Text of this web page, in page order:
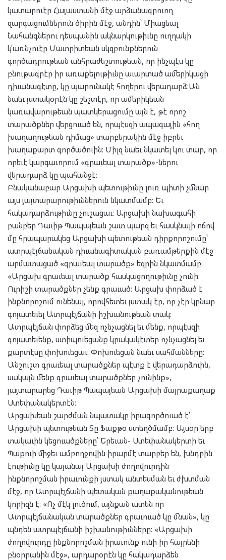
կատարուէր Հայաստանի մէջ արձանագրուող
զարգացումներուն ծիրին մէջ, անդին՝ Միացեալ
Նահանգներու դեսպանին ակնարկութիւնը ուղղակի
կ՛առնչուէր Մատրիտեան սկզբունքներուն
գործադրութեան անհրաժեշտութեան, որ ինչպէս կը
բնութագրէր իր առաքելութիւնը աւարտած ամերիկացի
դիւանագէտը, կը պարունակէ հողերու վերադարձ։Ան
նաեւ յստակօրէն կը շեշտէր, որ ամերիկեան
կառավարութեան պատկերացումը այն է, թէ որոշ
տարածքներ վերցուած են, որպէսզի ապագային «հող
խաղաղութեան դիմաց» տարբերակին մէջ իբրեւ
խաղաքարտ գործածուին։ Միլզ նաեւ նկատել կու տար, որ
որեւէ կարգաւորում «գրաւեալ տարածք»-ներու
վերադարձ կը պահանջէ։
Բնականաբար Արցախի պետութիւնը լուռ պիտի չմնար
այս յայտարարութիւններուն նկատմամբ։ Եւ
հակադարձութիւնը չուշացաւ։ Արցախի նախագահի
բանբեր Դաւիթ Պապայեան շատ պարզ եւ հասկնալի ոճով
մը հրապարակեց Արցախի պետութեան դիրքորոշումը՝
ատրպէյճանական դիւանագիտական բառամթերքին մէջ
արմատացած «գրաւեալ տարածք» եզրին նկատմամբ։
«Արցախ գրաւեալ տարածք հասկացողութիւնը չունի։
Ուրիշի տարածքներ չենք գրաւած։ Արցախ փորձած է
ինքնորոշում ունենալ, որովհետեւ յստակ էր, որ չէր կրնար
գոյատեւել Ատրպէյճանի իշխանութեան տակ։
Ատրպէյճան փորձեց մեզ ոչնչացնել եւ մենք, որպէսզի
գոյատեւենք, ստիպուեցանք կրակակէտեր ոչնչացնել եւ
քարտէսը փոխուեցաւ։ Փոխուեցան նաեւ սահմանները։
Անշուշտ գրաւեալ տարածքներ պէտք է վերադարձուին,
սակայն մենք գրաւեալ տարածքներ չունինք»,
յայտարարեց Դաւիթ Պապայեան Արցախի մայրաքաղաք
Ստեփանակերտէն։
Արցախեան շարժման նպատակը իրագործուած է՝
Արցախի պետութեան Տը Ֆաքթօ ստեղծմամբ։ Այսօր երբ
տակաւին կեցուածքները՝ Երեւան- Ստեփանակերտի եւ
Պաքուի միջեւ ամբողջովին իրարմէ տարբեր են, խնդրին
էութիւնը կը կայանայ Արցախի ժողովուրդին
ինքնորոշման իրաւունքի յստակ անտեսման եւ ժխտման
մէջ, որ Ատրպէյճանի պետական քաղաքականութեան
կորիզն է։ «Ոչ մէկ լուծում, այնքան ատեն որ
Ատրպէյճանական տարածքներ գրաւուած կը մնան», կը
պնդեն ատրպէյճանի իշխանութիւնները։ «Արցախի
ժողովուրդը ինքնորոշման իրաւունք ունի իր հայրենի
բնօրրանին մէջ», արդարօրէն կը հակադարձեն